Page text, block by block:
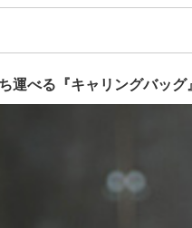
運べる『キャリングバッグ